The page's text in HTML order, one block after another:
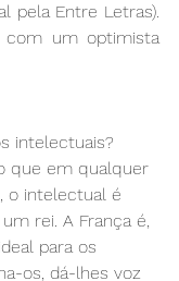
pela Entre Letras).
com um optimista
intelectuais?
que em qualquer
o intelectual é
rei. A França é,
para os
os, dá-lhes voz